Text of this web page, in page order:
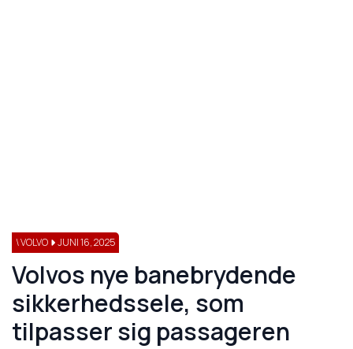
\ VOLVO JUNI 16, 2025
Volvos nye banebrydende
sikkerhedssele, som
tilpasser sig passageren